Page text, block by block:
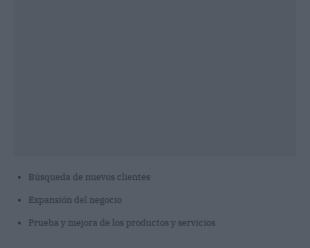
Búsqueda de nuevos clientes
Expansión del negocio
Prueba y mejora de los productos y servicios